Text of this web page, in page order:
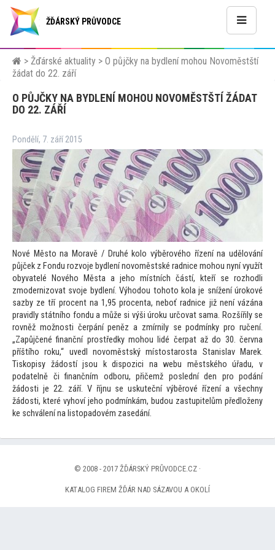
ŽĎÁRSKÝ PRŮVODCE
> Žďárské aktuality > O půjčky na bydlení mohou Novoměstští
žádat do 22. září
O PŮJČKY NA BYDLENÍ MOHOU NOVOMĚSTŠTÍ ŽÁDAT
DO 22. ZÁŘÍ
Pondělí, 7. září 2015
Nové Město na Moravě / Druhé kolo výběrového řízení na udělování
půjček z Fondu rozvoje bydlení novoměstské radnice mohou nyní využít
obyvatelé Nového Města a jeho místních částí, kteří se rozhodli
zmodernizovat svoje bydlení. Výhodou tohoto kola je snížení úrokové
sazby ze tří procent na 1,95 procenta, neboť radnice již není vázána
pravidly státního fondu a může si výši úroku určovat sama. Rozšířily se
rovněž možnosti čerpání peněz a zmírnily se podmínky pro ručení.
„Zapůjčené finanční prostředky mohou lidé čerpat až do 30. června
příštího roku,“ uvedl novoměstský místostarosta Stanislav Marek.
Tiskopisy žádostí jsou k dispozici na webu městského úřadu, v
podatelně či finančním odboru, přičemž poslední den pro podání
žádosti je 22. září. V říjnu se uskuteční výběrové řízení a všechny
žádosti, které vyhoví jeho podmínkám, budou zastupitelům předloženy
ke schválení na listopadovém zasedání.
© 2008 - 2017 ŽĎÁRSKÝ PRŮVODCE.CZ ·
KATALOG FIREM ŽĎÁR NAD SÁZAVOU A OKOLÍ